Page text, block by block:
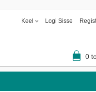
Keel Logi Sisse
0